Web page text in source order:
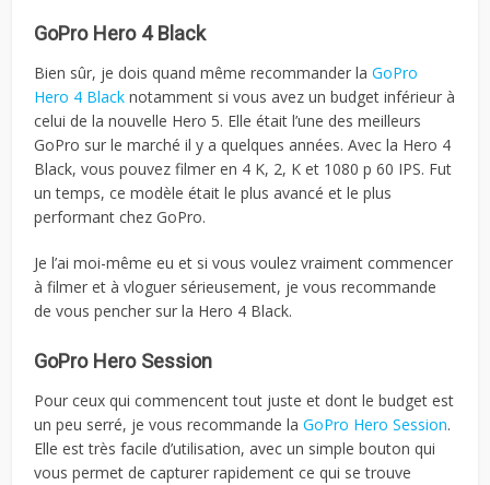
GoPro Hero 4 Black
Bien sûr, je dois quand même recommander laGoPro
Hero 4 Black notamment si vous avez un budget inférieur à
celui de la nouvelle Hero 5. Elle était l’une des meilleurs
GoPro sur le marché il y a quelques années. Avec la Hero 4
Black, vous pouvez filmer en 4 K, 2, K et 1080 p 60 IPS. Fut
un temps, ce modèle était le plus avancé et le plus
performant chez GoPro.
Je l’ai moi-même eu et si vous voulez vraiment commencer
à filmer et à vloguer sérieusement, je vous recommande
de vous pencher sur la Hero 4 Black.
GoPro Hero Session
Pour ceux qui commencent tout juste et dont le budget est
un peu serré, je vous recommande laGoPro Hero Session.
Elle est très facile d’utilisation, avec un simple bouton qui
vous permet de capturer rapidement ce qui se trouve